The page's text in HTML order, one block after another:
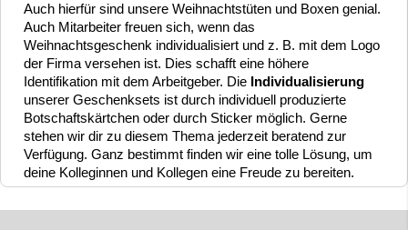
Auch hierfür sind unsere Weihnachtstüten und Boxen genial.
Auch Mitarbeiter freuen sich, wenn das
Weihnachtsgeschenk individualisiert und z. B. mit dem Logo
der Firma versehen ist. Dies schafft eine höhere
Identifikation mit dem Arbeitgeber. Die Individualisierung
unserer Geschenksets ist durch individuell produzierte
Botschaftskärtchen oder durch Sticker möglich. Gerne
stehen wir dir zu diesem Thema jederzeit beratend zur
Verfügung. Ganz bestimmt finden wir eine tolle Lösung, um
deine Kolleginnen und Kollegen eine Freude zu bereiten.